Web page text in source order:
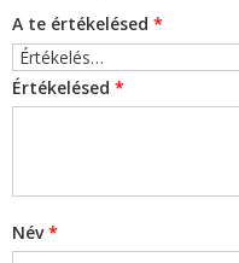
A te értékelésed *
Értékelésed *
Név*